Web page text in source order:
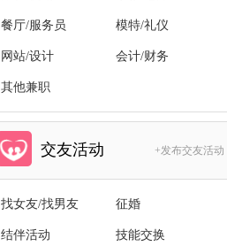
餐厅/服务员 模特/礼仪
网站/设计 会计/财务
其他兼职
交友活动 +发布交友活动
找女友/找男友 征婚
结伴活动 技能交换